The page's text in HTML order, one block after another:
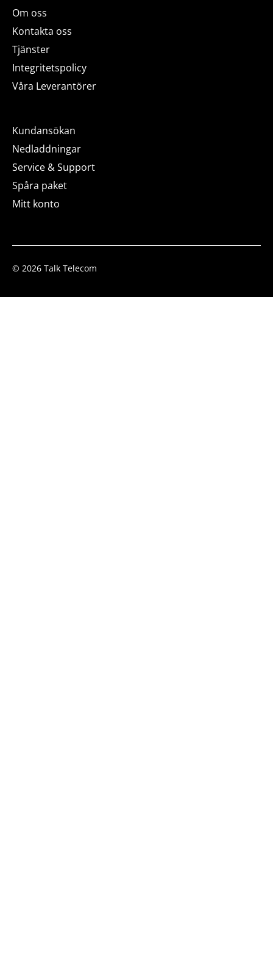
Om oss
Kontakta oss
Tjänster
Integritetspolicy
Våra Leverantörer
Kundansökan
Nedladdningar
Service & Support
Spåra paket
Mitt konto
© 2026 Talk Telecom